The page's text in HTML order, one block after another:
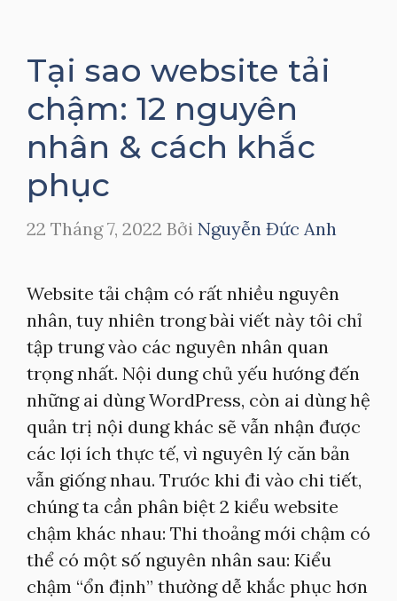
Tại sao website tải
chậm: 12 nguyên
nhân & cách khắc
phục
22 Tháng 7, 2022 Bởi Nguyễn Đức Anh
Website tải chậm có rất nhiều nguyên
nhân, tuy nhiên trong bài viết này tôi chỉ
tập trung vào các nguyên nhân quan
trọng nhất. Nội dung chủ yếu hướng đến
những ai dùng WordPress, còn ai dùng hệ
quản trị nội dung khác sẽ vẫn nhận được
các lợi ích thực tế, vì nguyên lý căn bản
vẫn giống nhau. Trước khi đi vào chi tiết,
chúng ta cần phân biệt 2 kiểu website
chậm khác nhau: Thi thoảng mới chậm có
thể có một số nguyên nhân sau: Kiểu
chậm “ổn định” thường dễ khắc phục hơn